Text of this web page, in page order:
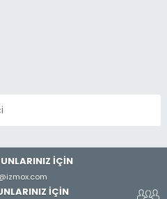
İÇİN
İÇİN